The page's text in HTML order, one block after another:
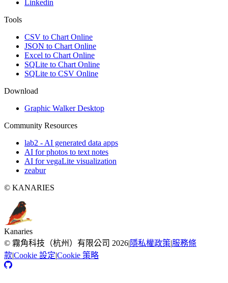
Linkedin
Tools
CSV to Chart Online
JSON to Chart Online
Excel to Chart Online
SQLite to Chart Online
SQLite to CSV Online
Download
Graphic Walker Desktop
Community Resources
lab2 - AI generated data apps
AI for photos to text notes
AI for vegaLite visualization
zeabur
© KANARIES
Kanaries
© 霧角科技（杭州）有限公司 2026|隱私權政策|服務條
款|Cookie 設定|Cookie 策略